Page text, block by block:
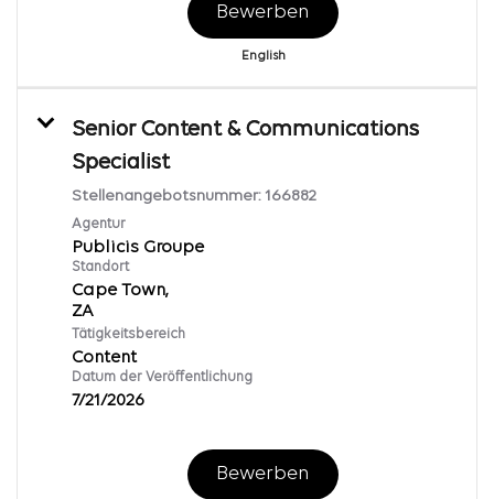
Bewerben
English
Senior Content & Communications
Specialist
Stellenangebotsnummer: 166882
Agentur
Publicis Groupe
Standort
Cape Town,
Tätigkeitsbereich
Content
Datum der Veröffentlichung
7/21/2026
Bewerben